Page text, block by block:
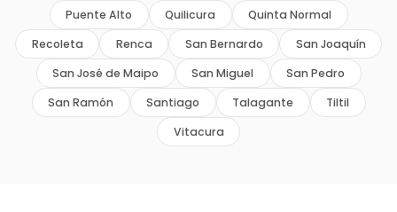
Puente Alto Quilicura
Quinta Normal
Recoleta
Renca San Bernardo
San Joaquín
San José de Maipo
San Miguel
San Pedro
San Ramón
Santiago Talagante
Tiltil
Vitacura